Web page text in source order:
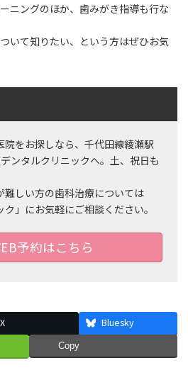
ニングのほか、歯みがき指導も行な
いて知りたい、という方はぜひお気
院をお探しなら、千代田線綾瀬駅
ンタルクリニックへ。土、祝日も
難しい方の歯科治療については
ク」にお気軽にご相談ください。
予約はこちら
X
Bluesky
Copy